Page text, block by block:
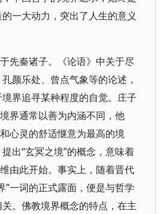
一大动力，突出了人生的意义
先秦诸子。《论语》中关于尽
颜乐处、曾点气象等的论述，
界追寻某种程度的自觉。庄子
界通常以善为内涵不同，他
心灵的舒适惬意为最高的境
出“玄冥之境”的概念，意味着
由此开始。事实上，随着晋代
”一词的正式露面，便是与哲学
。佛教境界概念的特点，在主